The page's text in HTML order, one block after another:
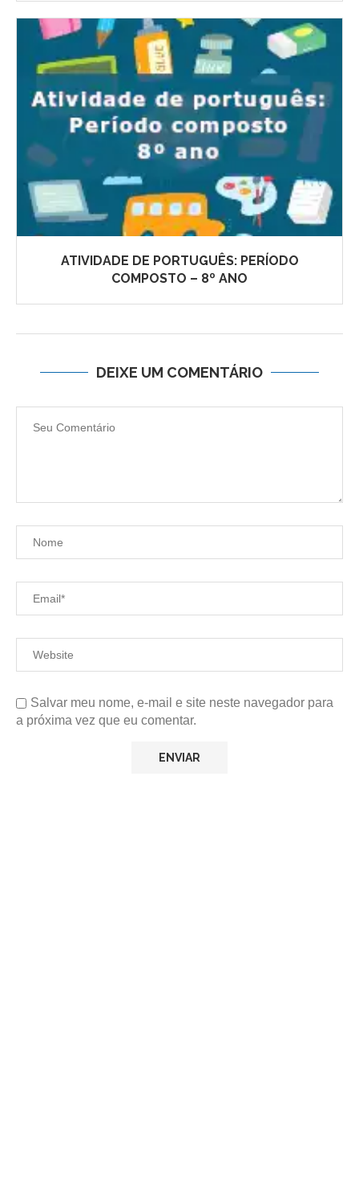
ATIVIDADE DE PORTUGUÊS: PERÍODO
COMPOSTO – 8º ANO
DEIXE UM COMENTÁRIO
Salvar meu nome, e-mail e site neste navegador para
a próxima vez que eu comentar.